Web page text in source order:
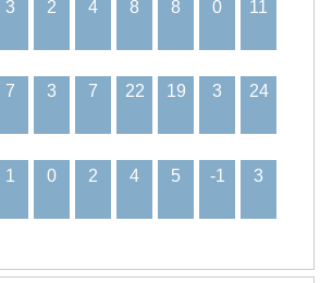
3 2 4 8 8 0 11
7 3 7 22 19 3 24
1 0 2 4 5 -1 3